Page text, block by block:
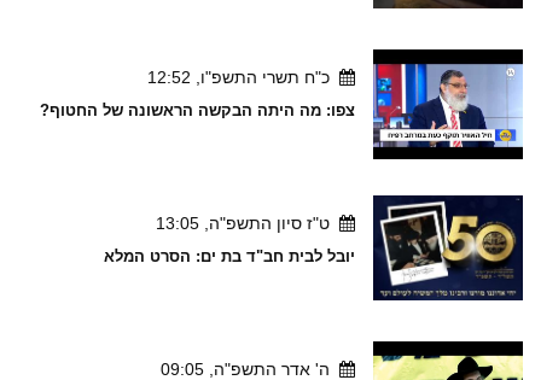
כ"ח תשרי התשפ"ו, 12:52
צפו: מה היתה הבקשה הראשונה של החטוף?
ט"ז סיון התשפ"ה, 13:05
יובל לבית חב"ד בת ים: הסרט המלא
ה' אדר התשפ"ה, 09:05